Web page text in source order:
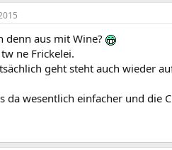
denn aus mit Wine?
ne Frickelei.
geht steht auch wieder
da wesentlich einfacher und die